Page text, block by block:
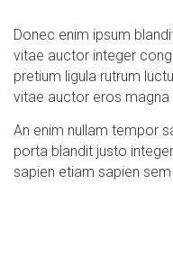
Donec enim ipsum
vitae auctor integer
pretium ligula rutrum
vitae auctor eros
An enim nullam tempor
porta blandit justo
sapien etiam sapien